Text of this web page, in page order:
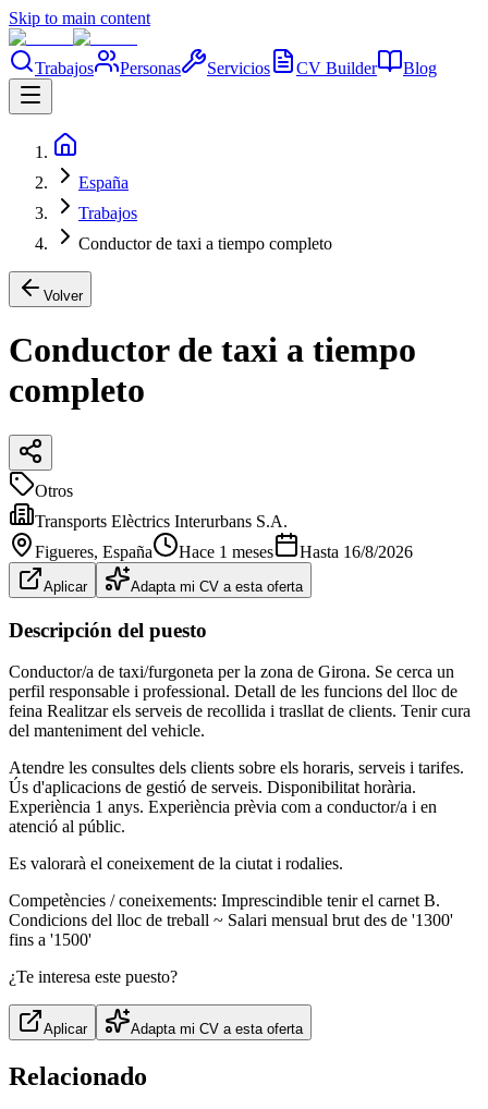
Skip to main content
Trabajos Personas Servicios CV Builder Blog
España
Trabajos
Conductor de taxi a tiempo completo
Volver
Conductor de taxi a tiempo
completo
Otros
Transports Elèctrics Interurbans S.A.
Figueres, España Hace 1 meses Hasta 16/8/2026
Aplicar Adapta mi CV a esta oferta
Descripción del puesto
Conductor/a de taxi/furgoneta per la zona de Girona. Se cerca un
perfil responsable i professional. Detall de les funcions del lloc de
feina Realitzar els serveis de recollida i trasllat de clients. Tenir cura
del manteniment del vehicle.
Atendre les consultes dels clients sobre els horaris, serveis i tarifes.
Ús d'aplicacions de gestió de serveis. Disponibilitat horària.
Experiència 1 anys. Experiència prèvia com a conductor/a i en
atenció al públic.
Es valorarà el coneixement de la ciutat i rodalies.
Competències / coneixements: Imprescindible tenir el carnet B.
Condicions del lloc de treball ~ Salari mensual brut des de '1300'
fins a '1500'
¿Te interesa este puesto?
Aplicar Adapta mi CV a esta oferta
Relacionado